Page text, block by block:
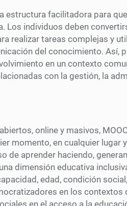
estructura facilitadora para
Los individuos deben
realizar tareas complejas y
del conocimiento. Así,
en un contexto
con la gestión, la
online y masivos,
momento, en cualquier lugar
de aprender haciendo,
dimensión educativa
edad, condición
en los contextos